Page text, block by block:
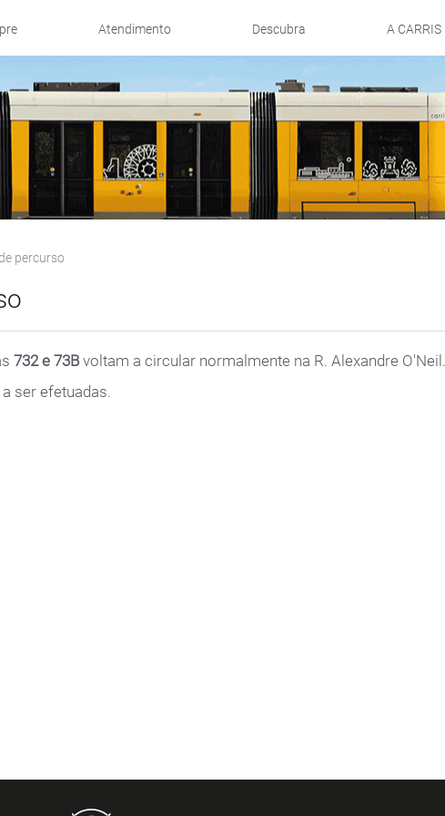
Atendimento Descubra A CARRIS
percurso
732 e 73B voltam a circular normalmente na R. Alexandre O'Neil.
ser efetuadas.